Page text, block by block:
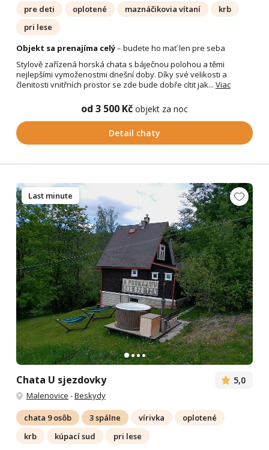
pre deti
oplotené maznáčikovia vítaní
krb
pri lese
Objekt sa prenajíma celý– budete ho mať len pre seba
Stylově zařízená horská chata s báječnou polohou a těmi
nejlepšími vymoženostmi dnešní doby. Díky své velikosti a
členitosti vnitřních prostor se zde bude dobře cítit jak... Viac
od 3 500 Kč objekt za noc
Detail chaty
Chata U sjezdovky 5,0
Malenovice -Beskydy
chata 9 osôb 3 spálne vírivka
oplotené
krb
kúpací sud
pri lese
Last minute